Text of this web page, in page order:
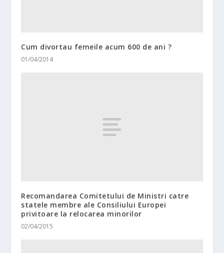
Cum divortau femeile acum 600 de ani ?
01/04/2014
Recomandarea Comitetului de Ministri catre
statele membre ale Consiliului Europei
privitoare la relocarea minorilor
02/04/2015